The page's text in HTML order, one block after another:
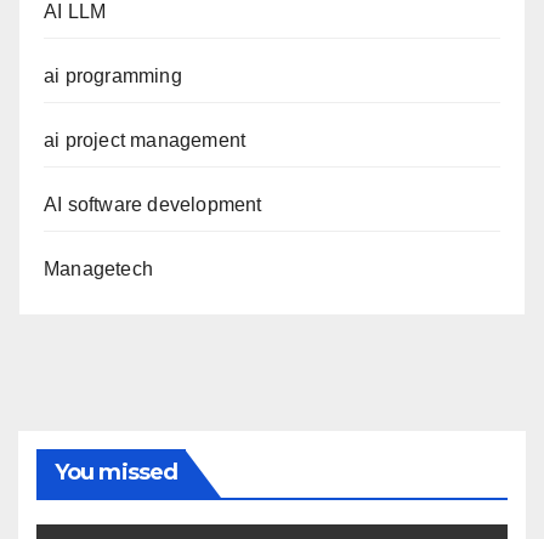
AI LLM
ai programming
ai project management
AI software development
Managetech
You missed